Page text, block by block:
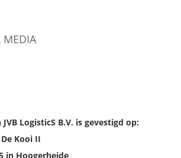
MEDIA
LogisticS B.V. is gevestigd op:
Kooi II
in Hoogerheide